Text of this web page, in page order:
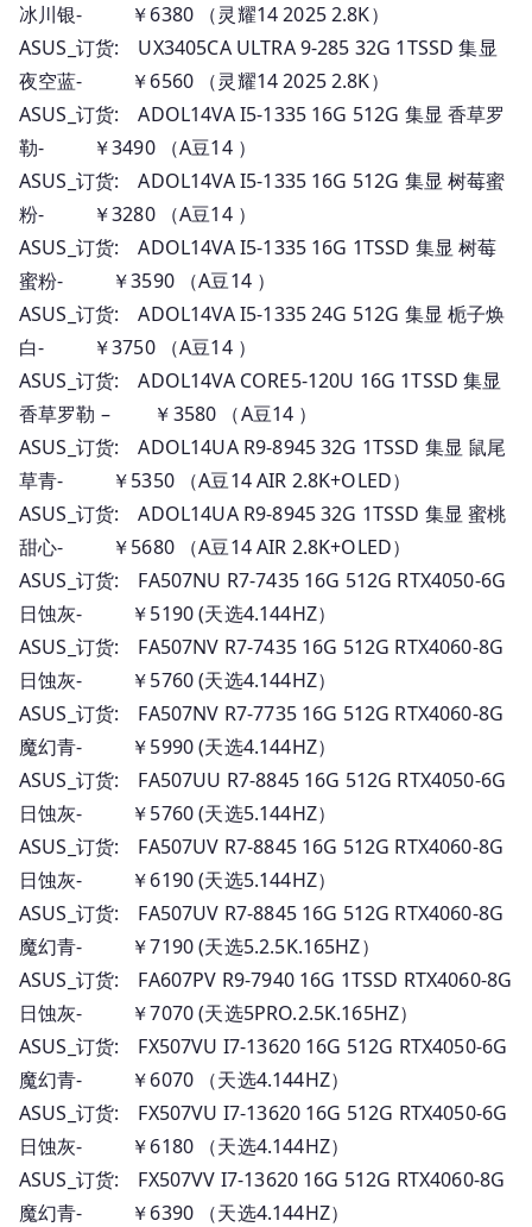
冰川银- ￥6380 （灵耀14 2025 2.8K）
ASUS_订货: UX3405CA ULTRA 9-285 32G 1TSSD 集显
夜空蓝- ￥6560 （灵耀14 2025 2.8K）
ASUS_订货: ADOL14VA I5-1335 16G 512G 集显 香草罗
勒- ￥3490 （A豆14 ）
ASUS_订货: ADOL14VA I5-1335 16G 512G 集显 树莓蜜
粉- ￥3280 （A豆14 ）
ASUS_订货: ADOL14VA I5-1335 16G 1TSSD 集显 树莓
蜜粉- ￥3590 （A豆14 ）
ASUS_订货: ADOL14VA I5-1335 24G 512G 集显 栀子焕
白- ￥3750 （A豆14 ）
ASUS_订货: ADOL14VA CORE5-120U 16G 1TSSD 集显
香草罗勒 – ￥3580 （A豆14 ）
ASUS_订货: ADOL14UA R9-8945 32G 1TSSD 集显 鼠尾
草青- ￥5350 （A豆14 AIR 2.8K+OLED）
ASUS_订货: ADOL14UA R9-8945 32G 1TSSD 集显 蜜桃
甜心- ￥5680 （A豆14 AIR 2.8K+OLED）
ASUS_订货: FA507NU R7-7435 16G 512G RTX4050-6G
日蚀灰- ￥5190 (天选4.144HZ）
ASUS_订货: FA507NV R7-7435 16G 512G RTX4060-8G
日蚀灰- ￥5760 (天选4.144HZ）
ASUS_订货: FA507NV R7-7735 16G 512G RTX4060-8G
魔幻青- ￥5990 (天选4.144HZ）
ASUS_订货: FA507UU R7-8845 16G 512G RTX4050-6G
日蚀灰- ￥5760 (天选5.144HZ）
ASUS_订货: FA507UV R7-8845 16G 512G RTX4060-8G
日蚀灰- ￥6190 (天选5.144HZ）
ASUS_订货: FA507UV R7-8845 16G 512G RTX4060-8G
魔幻青- ￥7190 (天选5.2.5K.165HZ）
ASUS_订货: FA607PV R9-7940 16G 1TSSD RTX4060-8G
日蚀灰- ￥7070 (天选5PRO.2.5K.165HZ）
ASUS_订货: FX507VU I7-13620 16G 512G RTX4050-6G
魔幻青- ￥6070 （天选4.144HZ）
ASUS_订货: FX507VU I7-13620 16G 512G RTX4050-6G
日蚀灰- ￥6180 （天选4.144HZ）
ASUS_订货: FX507VV I7-13620 16G 512G RTX4060-8G
魔幻青- ￥6390 （天选4.144HZ）